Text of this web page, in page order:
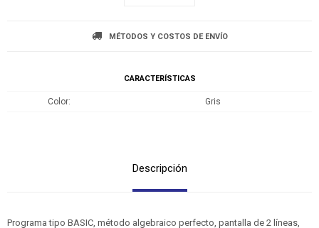
MÉTODOS Y COSTOS DE ENVÍO
CARACTERÍSTICAS
Color Gris
Descripción
Programa tipo BASIC, método algebraico perfecto, pantalla de 2 líneas,